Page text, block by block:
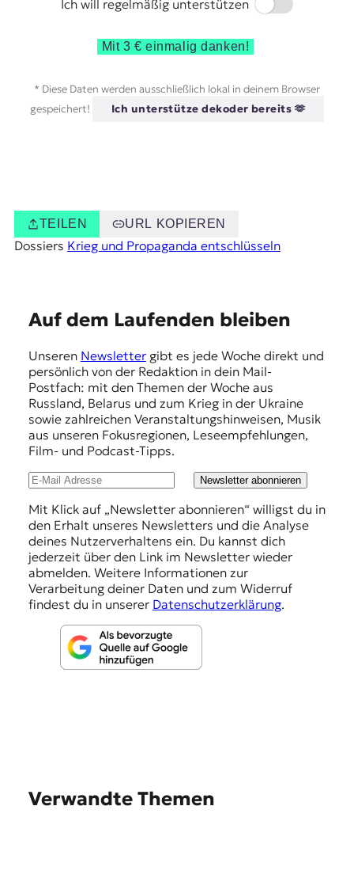
Ich will regelmäßig unterstützen
Mit 3 € einmalig danken!
* Diese Daten werden ausschließlich lokal in deinem Browser
gespeichert!
Ich unterstütze dekoder bereits 🫶
TEILEN URL KOPIEREN
Dossiers Krieg und Propaganda entschlüsseln
Auf dem Laufenden bleiben
Unseren Newslettergibt es jede Woche direkt und
persönlich von der Redaktion in dein Mail-
Postfach: mit den Themen der Woche aus
Russland, Belarus und zum Krieg in der Ukraine
sowie zahlreichen Veranstaltungshinweisen, Musik
aus unseren Fokusregionen, Leseempfehlungen,
Film- und Podcast-Tipps.
Newsletter abonnieren
Mit Klick auf „Newsletter abonnieren“ willigst du in
den Erhalt unseres Newsletters und die Analyse
deines Nutzerverhaltens ein. Du kannst dich
jederzeit über den Link im Newsletter wieder
abmelden. Weitere Informationen zur
Verarbeitung deiner Daten und zum Widerruf
findest du in unserer Datenschutzerklärung.
Verwandte Themen